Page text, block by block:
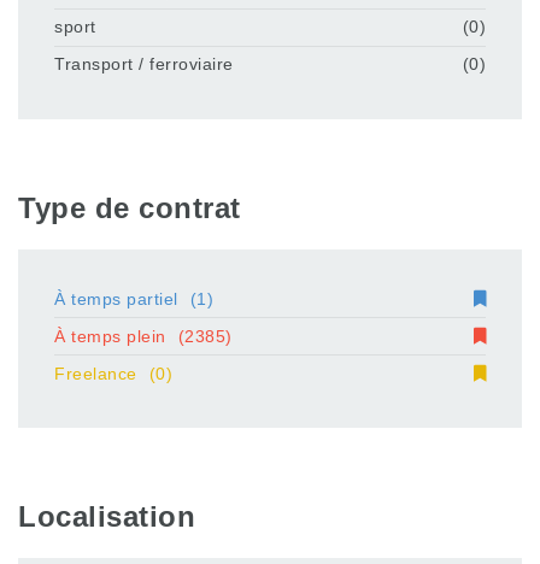
sport
(0)
Transport / ferroviaire
(0)
Type de contrat
À temps partiel
(1)
À temps plein
(2385)
Freelance
(0)
Localisation